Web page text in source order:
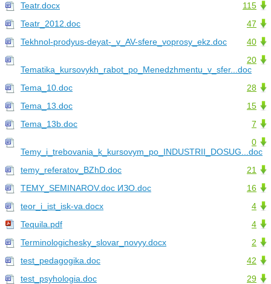
115
Teatr.docx
47
Teatr_2012.doc
40
Tekhnol-prodyus-deyat-_v_AV-sfere_voprosy_ekz.doc
20
Tematika_kursovykh_rabot_po_Menedzhmentu_v_sfer...doc
28
Tema_10.doc
15
Tema_13.doc
7
Tema_13b.doc
0
Temy_i_trebovania_k_kursovym_po_INDUSTRII_DOSUG...doc
21
temy_referatov_BZhD.doc
16
TEMY_SEMINAROV.doc ИЗО.doc
4
teor_i_ist_isk-va.docx
4
Tequila.pdf
2
Terminologichesky_slovar_novyy.docx
42
test_pedagogika.doc
29
test_psyhologia.doc